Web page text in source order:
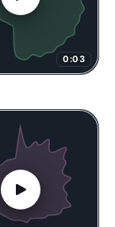
0:03